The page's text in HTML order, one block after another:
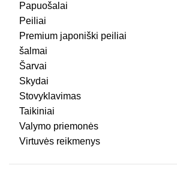
Papuošalai
Peiliai
Premium japoniški peiliai
šalmai
Šarvai
Skydai
Stovyklavimas
Taikiniai
Valymo priemonės
Virtuvės reikmenys